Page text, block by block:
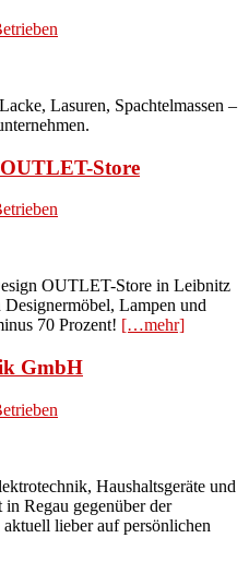
Lasuren, Spachtelmassen –
Store
OUTLET-Store in Leibnitz
Lampen und
70 Prozent! […mehr]
GmbH
Haushaltsgeräte und
Regau gegenüber der
lieber auf persönlichen